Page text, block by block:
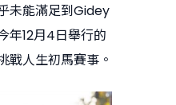
未能滿足到Gidey
年12月4日舉行的
戰人生初馬賽事。